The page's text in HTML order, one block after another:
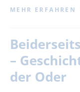
MEHR ERFAHREN
–
der Oder